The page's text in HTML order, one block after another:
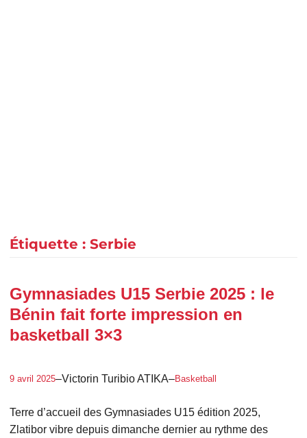
Étiquette : Serbie
Gymnasiades U15 Serbie 2025 : le
Bénin fait forte impression en
basketball 3×3
9 avril 2025–Victorin Turibio ATIKA–Basketball
Terre d’accueil des Gymnasiades U15 édition 2025,
Zlatibor vibre depuis dimanche dernier au rythme des